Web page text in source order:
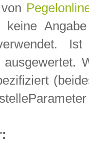
keine
verwendet.
ausgewertet.